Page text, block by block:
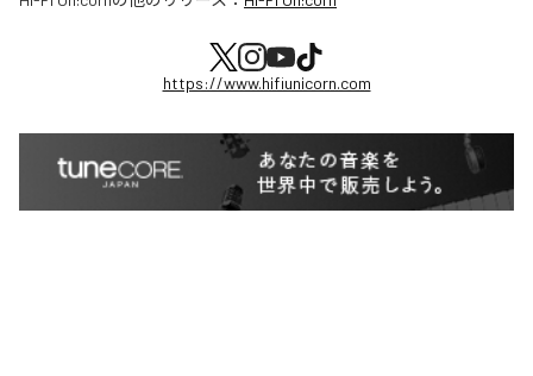
https://www.hifiunicorn.com